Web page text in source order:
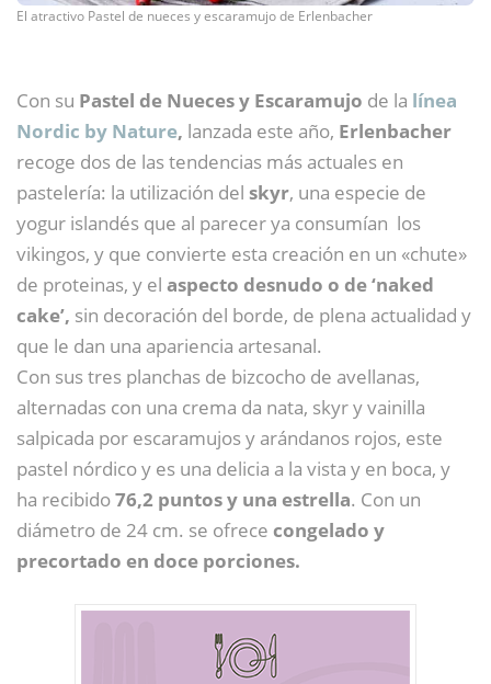
El atractivo Pastel de nueces y escaramujo de Erlenbacher
Con su Pastel de Nueces y Escaramujo de la línea
Nordic by Nature, lanzada este año, Erlenbacher
recoge dos de las tendencias más actuales en
pastelería: la utilización del skyr, una especie de
yogur islandés que al parecer ya consumían los
vikingos, y que convierte esta creación en un «chute»
de proteinas, y el aspecto desnudo o de ‘naked
cake’, sin decoración del borde, de plena actualidad y
que le dan una apariencia artesanal.
Con sus tres planchas de bizcocho de avellanas,
alternadas con una crema da nata, skyr y vainilla
salpicada por escaramujos y arándanos rojos, este
pastel nórdico y es una delicia a la vista y en boca, y
ha recibido76,2 puntos y una estrella. Con un
diámetro de 24 cm. se ofrece congelado y
precortado en doce porciones.